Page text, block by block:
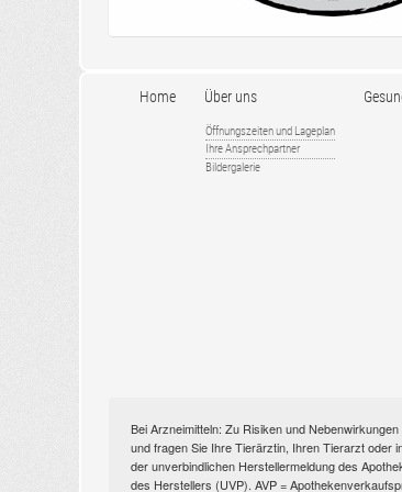
Home Über uns
Öffnungszeiten und Lageplan
Ihre Ansprechpartner
Bildergalerie
Bei Arzneimitteln: Zu Risiken und
und fragen Sie Ihre Tierärztin, Ihren Tierarzt oder
der unverbindlichen Herstellermeldung des
des Herstellers (UVP). AVP =